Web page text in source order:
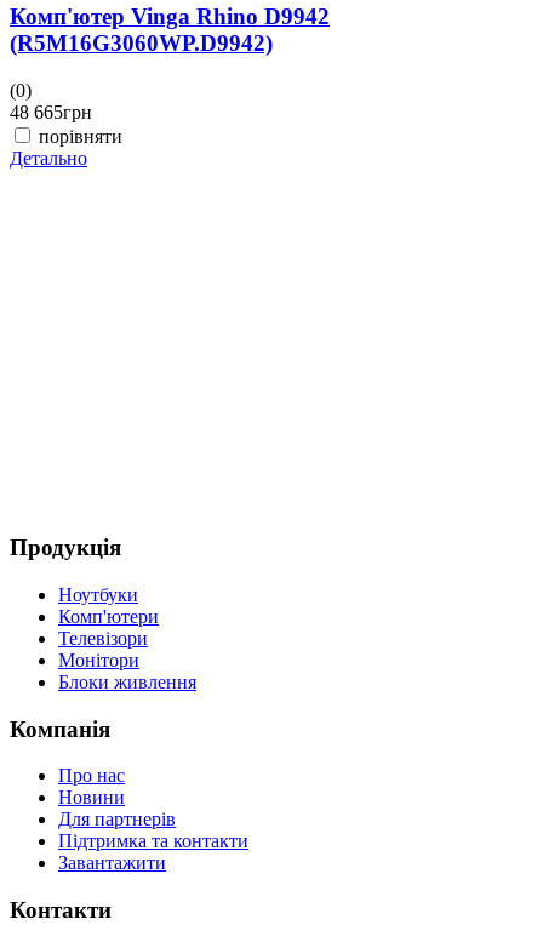
Комп'ютер Vinga Rhino D9942
(R5M16G3060WP.D9942)
(0)
48 665грн
порівняти
Детально
Продукція
Ноутбуки
Комп'ютери
Телевізори
Монітори
Блоки живлення
Компанія
Про нас
Новини
Для партнерів
Підтримка та контакти
Завантажити
Контакти